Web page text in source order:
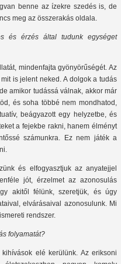
benne az ízekre szedés is, de
meg az összerakás oldala.
és érzés által tudunk egységet
mindenfajta gyönyörűségét. Az
is jelent neked. A dolgok a tudás
amikor tudássá válnak, akkor már
és soha többé nem mondhatod,
beágyazott egy helyzetbe, és
a fejekbe rakni, hanem élményt
számunkra. Ez nem játék a
és elfogyasztjuk az anyatejjel
jót, érzelmet az azonosulás
akitől félünk, szeretjük, és úgy
elvárásaival azonosulunk. Mi
rendszer.
folyamatát?
elé kerülünk. Az eriksoni